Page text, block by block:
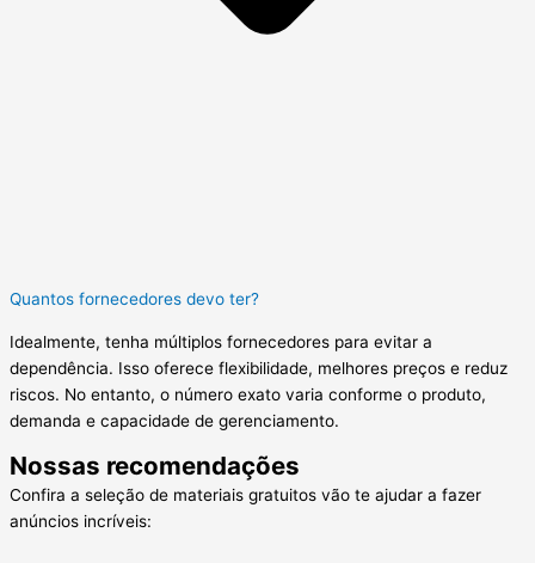
Quantos fornecedores devo ter?
Idealmente, tenha múltiplos fornecedores para evitar a
dependência. Isso oferece flexibilidade, melhores preços e reduz
riscos. No entanto, o número exato varia conforme o produto,
demanda e capacidade de gerenciamento.
Nossas recomendações
Confira a seleção de materiais gratuitos vão te ajudar a fazer
anúncios incríveis: